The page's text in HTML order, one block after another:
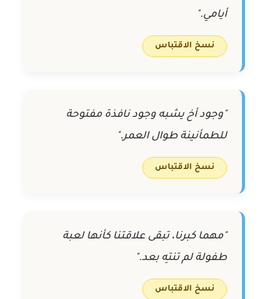
أيامي."
نسخ الاقتباس
"وجود أخ يشبه وجود نافذة مفتوحة
للطمأنينة طوال العمر."
نسخ الاقتباس
"مهما كبرنا، تبقى علاقتنا كأنها لعبة
طفولة لم تنتهِ بعد."
نسخ الاقتباس